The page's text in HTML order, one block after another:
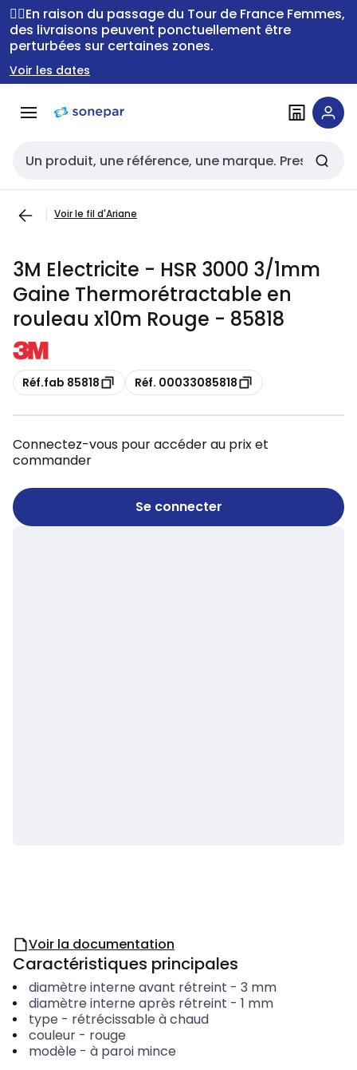
Passer à la
navigation
Passer
au
contenu
🚴‍♂️En raison du passage du Tour de France Femmes,
des livraisons peuvent ponctuellement être
perturbées sur certaines zones.
Voir les dates
Entrée de recherche
Voir le fil d'Ariane
3M Electricite - HSR 3000 3/1mm
Gaine Thermorétractable en
rouleau x10m Rouge - 85818
Copie
Réf.fab 85818 Copie
Réf. 00033085818
Connectez-vous pour accéder au prix et
commander
Se connecter
Voir la documentation
Caractéristiques principales
diamètre interne avant rétreint - 3 mm
diamètre interne après rétreint - 1 mm
type - rétrécissable à chaud
couleur- rouge
modèle - à paroi mince